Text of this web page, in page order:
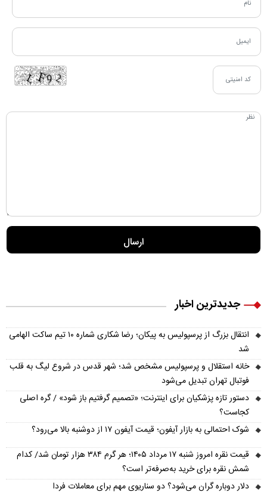
جدیدترین اخبار
انتقال بزرگ از پرسپولیس به پیکان؛ رضا شکاری شماره ۱۰ تیم ساکت الهامی
شد
خانه استقلال و پرسپولیس مشخص شد؛ شهر قدس در شروع لیگ به قلب
فوتبال تهران تبدیل می‌شود
دستور تازه پزشکیان برای اینترنت؛ «تصمیم گرفتیم باز شود» / گره اصلی
کجاست؟
شوک احتمالی به بازار آیفون؛ قیمت آیفون ۱۷ از دوشنبه بالا می‌رود؟
قیمت نقره امروز شنبه ۱۷ مرداد ۱۴۰۵؛ هر گرم ۳۸۴ هزار تومان شد/ کدام
شمش نقره برای خرید به‌صرفه‌تر است؟
دلار دوباره گران می‌شود؟ دو سناریوی مهم برای معاملات فردا